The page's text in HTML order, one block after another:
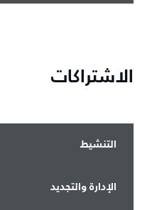
الاشتراكات
التنشيط
الإدارة والتجديد